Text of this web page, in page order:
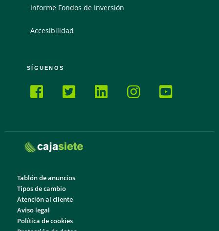
Informe Fondos de Inversión
Accesibilidad
SÍGUENOS
Tablón de anuncios
Tipos de cambio
Atención al cliente
Aviso legal
Política de cookies